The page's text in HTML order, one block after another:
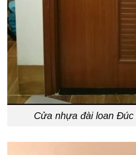
Cửa nhựa đài loan Đúc